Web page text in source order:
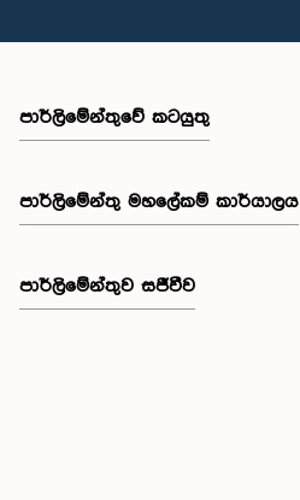
පාර්ලිමේන්තුවේ කටයුතු
පාර්ලිමේන්තු මහලේකම් කාර්යාලය
පාර්ලිමේන්තුව සජීවීව